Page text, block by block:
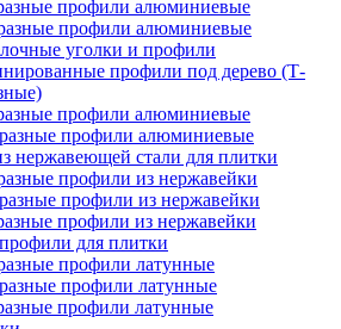
профили алюминиевые
профили алюминиевые
уголки и профили
профили под дерево (Т-
профили алюминиевые
профили алюминиевые
нержавеющей стали для плитки
профили из нержавейки
профили из нержавейки
профили из нержавейки
для плитки
профили латунные
профили латунные
профили латунные